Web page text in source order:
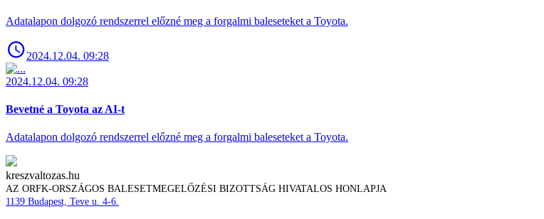
Adatalapon dolgozó rendszerrel előzné meg a forgalmi baleseteket a Toyota.
2024.12.04. 09:28
2024.12.04. 09:28
Bevetné a Toyota az AI-t
Adatalapon dolgozó rendszerrel előzné meg a forgalmi baleseteket a Toyota.
kreszvaltozas.hu
AZ ORFK-ORSZÁGOS BALESETMEGELŐZÉSI BIZOTTSÁG HIVATALOS HONLAPJA
1139 Budapest, Teve u. 4-6.